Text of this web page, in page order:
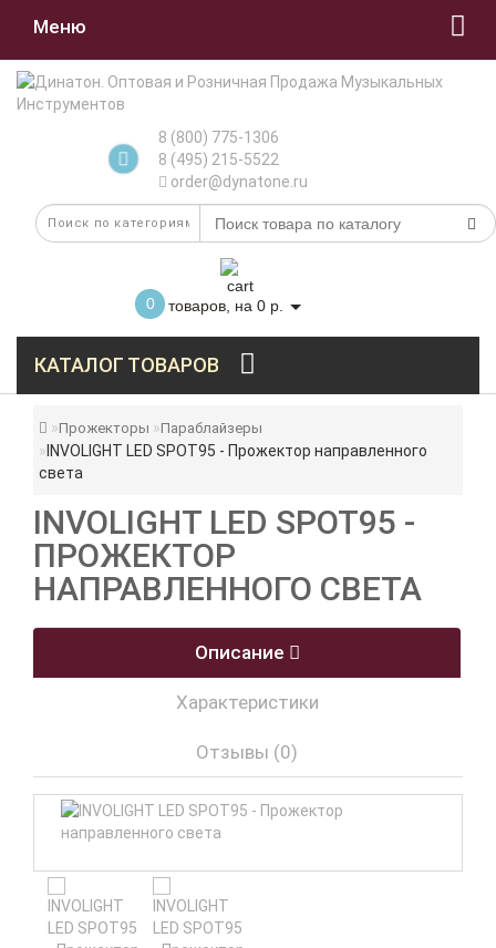
Меню
8 (800) 775-1306
8 (495) 215-5522
order@dynatone.ru
0 товаров, на 0 р.
КАТАЛОГ ТОВАРОВ
Прожекторы Параблайзеры
INVOLIGHT LED SPOT95 - Прожектор направленного
света
INVOLIGHT LED SPOT95 -
ПРОЖЕКТОР
НАПРАВЛЕННОГО СВЕТА
Описание
Характеристики
Отзывы (0)